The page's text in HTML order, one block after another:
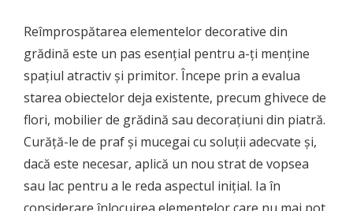
Reîmprospătarea elementelor decorative din
grădină este un pas esențial pentru a-ți menține
spațiul atractiv și primitor. Începe prin a evalua
starea obiectelor deja existente, precum ghivece de
flori, mobilier de grădină sau decorațiuni din piatră.
Curăță-le de praf și mucegai cu soluții adecvate și,
dacă este necesar, aplică un nou strat de vopsea
sau lac pentru a le reda aspectul inițial. Ia în